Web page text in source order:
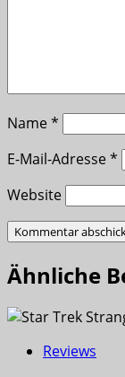
Name*
E-Mail-Adresse*
Website
Ähnliche
Reviews